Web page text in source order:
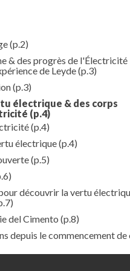
(p.2)
& des progrès de l'Électricité
de Leyde(p.3)
(p.3)
électrique & des corps
(p.4)
(p.4)
électrique(p.4)
(p.5)
découvrir la vertu
del Cimento (p.8)
depuis le commencement de